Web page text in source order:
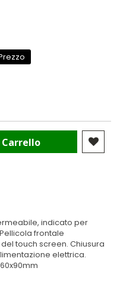
indicato per
frontale
touch screen. Chiusura
elettrica.